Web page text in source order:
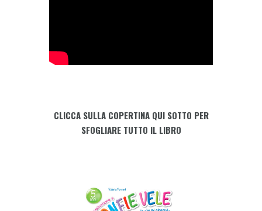
CLICCA SULLA COPERTINA QUI SOTTO PER
SFOGLIARE TUTTO IL LIBRO